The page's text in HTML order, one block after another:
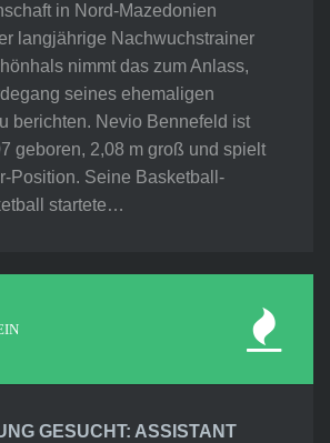
in Nord-Mazedonien
langjährige Nachwuchstrainer
nimmt das zum Anlass,
seines ehemaligen
berichten. Nevio Bennefeld ist
geboren, 2,08 m groß und spielt
Position. Seine Basketball-
startete…
GESUCHT: ASSISTANT